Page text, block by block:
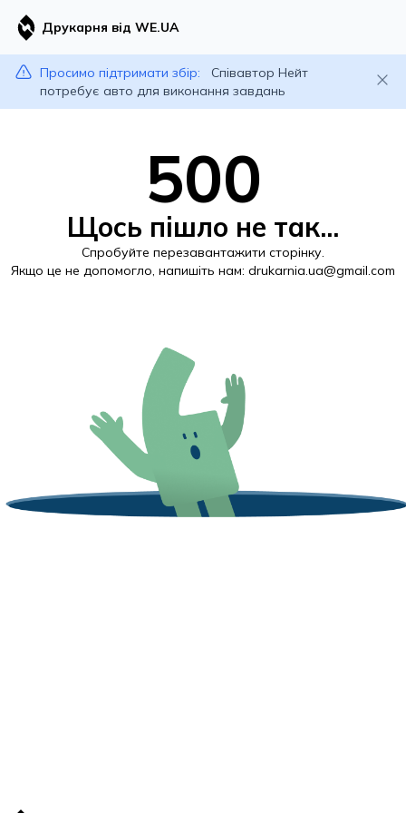
Друкарня від WE.UA
Просимо підтримати збір:
Співавтор Нейт
потребує авто для виконання завдань
500
Щось пішло не так...
Спробуйте перезавантажити сторінку.
Якщо це не допомогло, напишіть нам: drukarnia.ua@gmail.com